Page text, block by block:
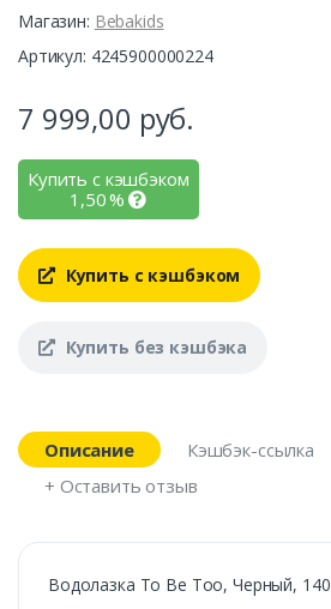
Магазин: Bebakids
Артикул: 4245900000224
7 999,00 руб.
Купить с кэшбэком
1,50%
Купить с кэшбэком
Купить без кэшбэка
Описание
Кэшбэк-ссылка
+ Оставить отзыв
Водолазка To Be Too, Черный, 140